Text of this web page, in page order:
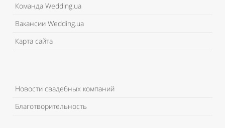
Команда Wedding.ua
Вакансии Wedding.ua
Карта сайта
Новости свадебных компаний
Благотворительность